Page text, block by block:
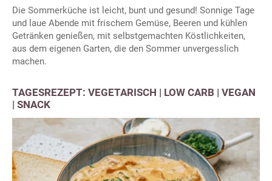
Die Sommerküche ist leicht, bunt und gesund! Sonnige Tage
und laue Abende mit frischem Gemüse, Beeren und kühlen
Getränken genießen, mit selbstgemachten Köstlichkeiten,
aus dem eigenen Garten, die den Sommer unvergesslich
machen.
TAGESREZEPT: VEGETARISCH | LOW CARB | VEGAN
| SNACK